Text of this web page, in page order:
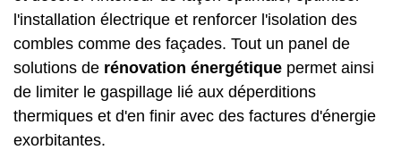
l'installation électrique et renforcer l'isolation des
combles comme des façades. Tout un panel de
solutions de rénovation énergétique permet ainsi
de limiter le gaspillage lié aux déperditions
thermiques et d'en finir avec des factures d'énergie
exorbitantes.